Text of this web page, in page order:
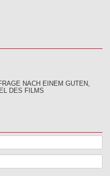
NACH EINEM GUTEN,
DES FILMS